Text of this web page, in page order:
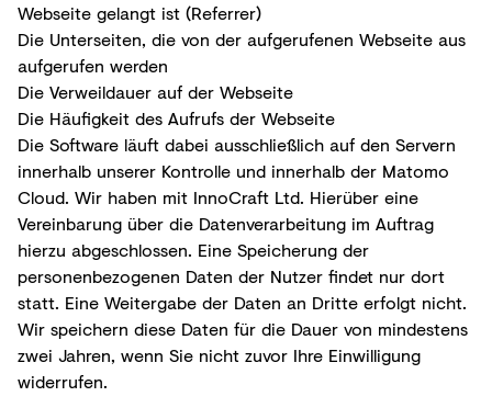
Webseite gelangt ist (Referrer)
Die Unterseiten, die von der aufgerufenen Webseite aus
aufgerufen werden
Die Verweildauer auf der Webseite
Die Häufigkeit des Aufrufs der Webseite
Die Software läuft dabei ausschließlich auf den Servern
innerhalb unserer Kontrolle und innerhalb der Matomo
Cloud. Wir haben mit InnoCraft Ltd. Hierüber eine
Vereinbarung über die Datenverarbeitung im Auftrag
hierzu abgeschlossen. Eine Speicherung der
personenbezogenen Daten der Nutzer findet nur dort
statt. Eine Weitergabe der Daten an Dritte erfolgt nicht.
Wir speichern diese Daten für die Dauer von mindestens
zwei Jahren, wenn Sie nicht zuvor Ihre Einwilligung
widerrufen.